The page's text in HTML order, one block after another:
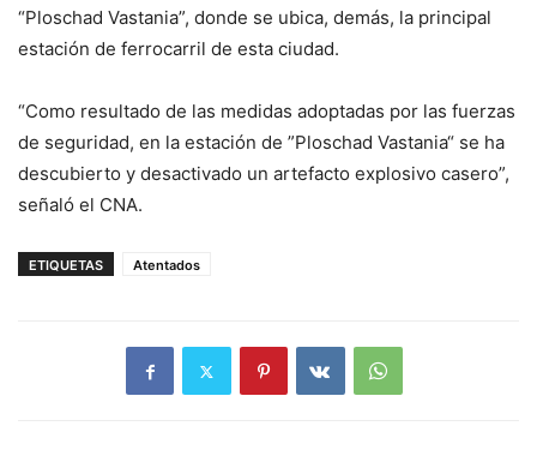
“Ploschad Vastania”, donde se ubica, demás, la principal
estación de ferrocarril de esta ciudad.
“Como resultado de las medidas adoptadas por las fuerzas
de seguridad, en la estación de ”Ploschad Vastania“ se ha
descubierto y desactivado un artefacto explosivo casero”,
señaló el CNA.
ETIQUETAS Atentados